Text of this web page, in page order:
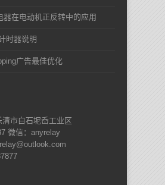
器在电动机正反转中的应用
时器说明
广告最佳优化
市白石坭岙工业区
微信：anyrelay